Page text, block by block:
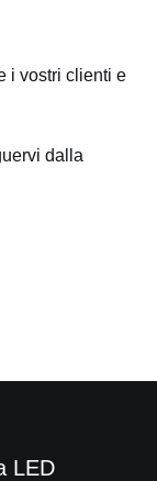
i vostri clienti e
dalla
LED